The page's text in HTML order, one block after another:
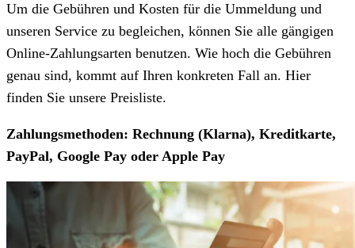
Um die Gebühren und Kosten für die Ummeldung und
unseren Service zu begleichen, können Sie alle gängigen
Online-Zahlungsarten benutzen. Wie hoch die Gebühren
genau sind, kommt auf Ihren konkreten Fall an. Hier
finden Sie unsere Preisliste.
Zahlungsmethoden: Rechnung (Klarna), Kreditkarte,
PayPal, Google Pay oder Apple Pay